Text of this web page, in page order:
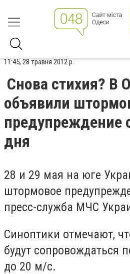
11:45, 28 травня 2012 р.
Снова стихия? В
объявили
предупреждение
дня
28 и 29 мая на юге
штормовое
пресс-служба МЧС
Синоптики отмечают,
будут сопровождаться
до 20 м/с.